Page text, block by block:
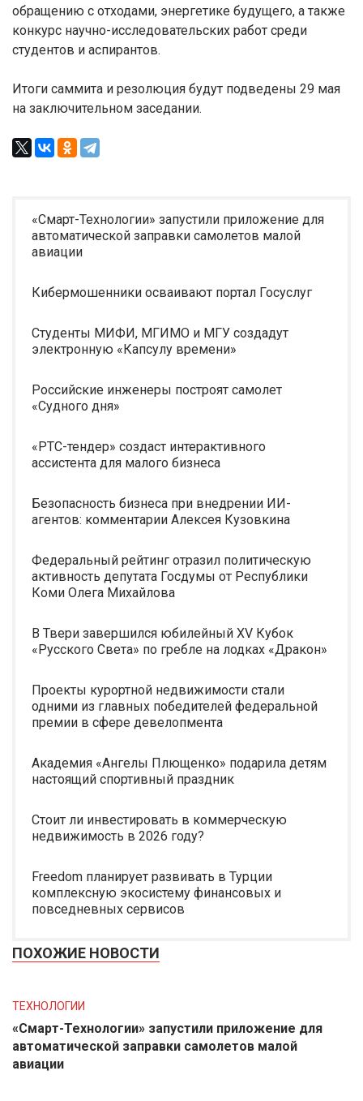
обращению с отходами, энергетике будущего, а также
конкурс научно-исследовательских работ среди
студентов и аспирантов.
Итоги саммита и резолюция будут подведены 29 мая
на заключительном заседании.
«Смарт-Технологии» запустили приложение для
автоматической заправки самолетов малой
авиации
Кибермошенники осваивают портал Госуслуг
Студенты МИФИ, МГИМО и МГУ создадут
электронную «Капсулу времени»
Российские инженеры построят самолет
«Судного дня»
«РТС-тендер» создаст интерактивного
ассистента для малого бизнеса
Безопасность бизнеса при внедрении ИИ-
агентов: комментарии Алексея Кузовкина
Федеральный рейтинг отразил политическую
активность депутата Госдумы от Республики
Коми Олега Михайлова
В Твери завершился юбилейный XV Кубок
«Русского Света» по гребле на лодках «Дракон»
Проекты курортной недвижимости стали
одними из главных победителей федеральной
премии в сфере девелопмента
Академия «Ангелы Плющенко» подарила детям
настоящий спортивный праздник
Стоит ли инвестировать в коммерческую
недвижимость в 2026 году?
Freedom планирует развивать в Турции
комплексную экосистему финансовых и
повседневных сервисов
ПОХОЖИЕ НОВОСТИ
ТЕХНОЛОГИИ
«Смарт-Технологии» запустили приложение для
автоматической заправки самолетов малой
авиации